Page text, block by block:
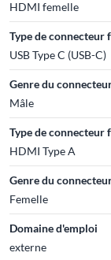
HDMI femelle
Type de connecteur
USB Type C (USB-C)
Genre du
Mâle
Type de connecteur
HDMI Type A
Genre du
Femelle
Domaine d'emploi
externe